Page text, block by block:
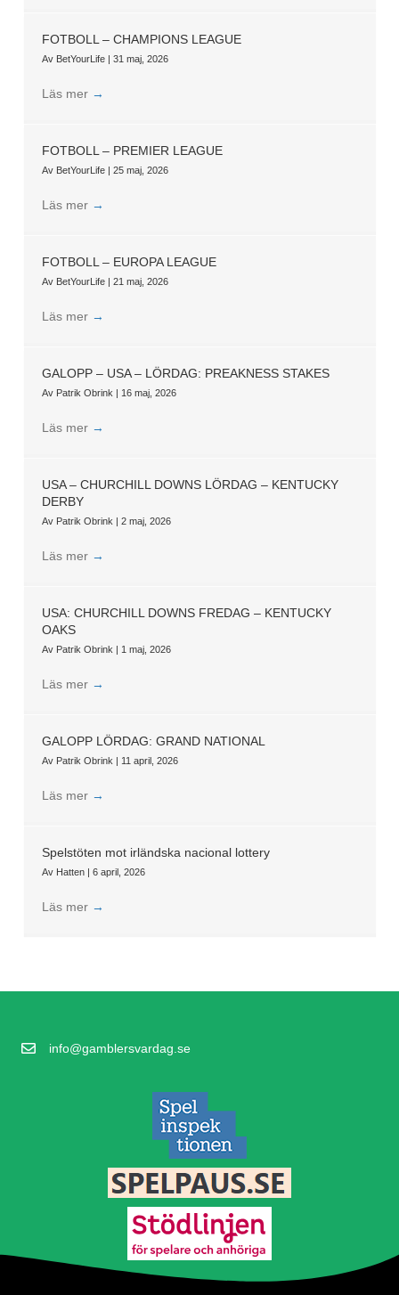
FOTBOLL – CHAMPIONS LEAGUE
Av BetYourLife | 31 maj, 2026
Läs mer →
FOTBOLL – PREMIER LEAGUE
Av BetYourLife | 25 maj, 2026
Läs mer →
FOTBOLL – EUROPA LEAGUE
Av BetYourLife | 21 maj, 2026
Läs mer →
GALOPP – USA – LÖRDAG: PREAKNESS STAKES
Av Patrik Obrink | 16 maj, 2026
Läs mer →
USA – CHURCHILL DOWNS LÖRDAG – KENTUCKY
DERBY
Av Patrik Obrink | 2 maj, 2026
Läs mer →
USA: CHURCHILL DOWNS FREDAG – KENTUCKY
OAKS
Av Patrik Obrink | 1 maj, 2026
Läs mer →
GALOPP LÖRDAG: GRAND NATIONAL
Av Patrik Obrink | 11 april, 2026
Läs mer →
Spelstöten mot irländska nacional lottery
Av Hatten | 6 april, 2026
Läs mer →
info@gamblersvardag.se